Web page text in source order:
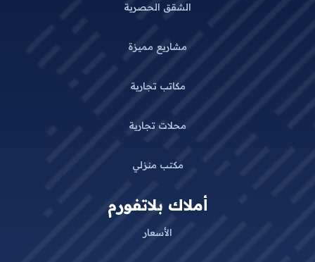
الشقق الحصرية
مشاريع مميزة
مكاتب تجارية
محلات تجارية
مكتب منزلي
أملاك بلاتفورم
الأسعار